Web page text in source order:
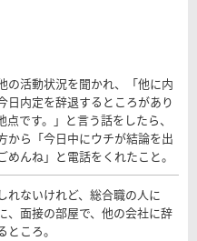
の活動状況を聞かれ、「他に内
日内定を辞退するところがあり
です。」と言う話をしたら、
から「今日中にウチが結論を出
めんね」と電話をくれたこと。
れないけれど、総合職の人に
、面接の部屋で、他の会社に辞
ころ。